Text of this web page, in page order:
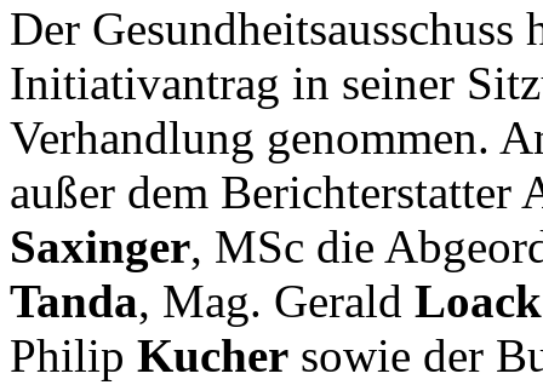
Der Gesundheitsausschuss
Initiativantrag in seiner
Verhandlung genommen.
außer dem Berichterstatter
Saxinger, MSc die
Tanda, Mag. Gerald
Philip Kucher sowie der